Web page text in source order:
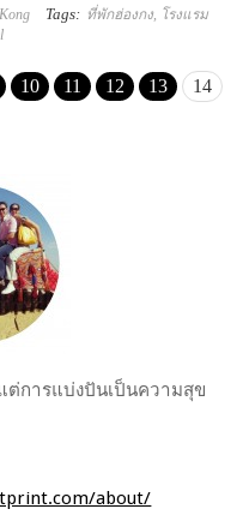
Tags: ที่พักฮ่องกง, โรงแรม
10 11 12 13 14
ต่การแบ่งปันเป็นความสุข
about/